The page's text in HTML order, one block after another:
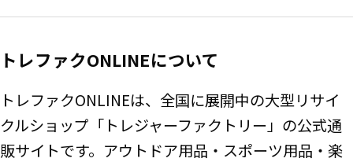
トレファクONLINEについて
トレファクONLINEは、全国に展開中の大型リサイ
クルショップ「トレジャーファクトリー」の公式通
販サイトです。アウトドア用品・スポーツ用品・楽